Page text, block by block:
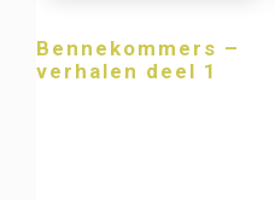
Bennekommers –
verhalen deel 1